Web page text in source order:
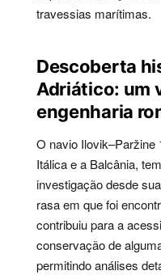
travessias marítimas.
Descoberta
Adriático: um
engenharia
O navio Ilovik–Paržine
Itálica e a Balcânia,
investigação desde
rasa em que foi
contribuiu para a
conservação de
permitindo análises